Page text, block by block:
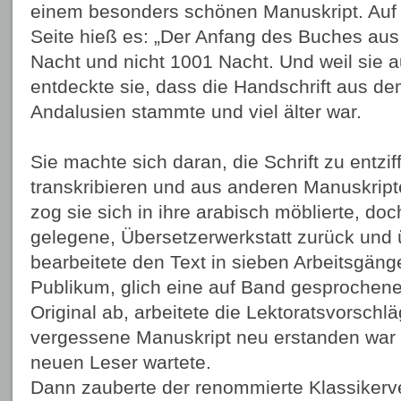
einem besonders schönen Manuskript.
Seite hieß es: „Der Anfang des Buches
Nacht und nicht 1001 Nacht. Und weil sie
entdeckte sie, dass die Handschrift aus
Andalusien stammte und viel älter war.
Sie machte sich daran, die Schrift zu
transkribieren und aus anderen
zog sie sich in ihre arabisch möblierte,
gelegene, Übersetzerwerkstatt zurück und
bearbeitete den Text in sieben
Publikum, glich eine auf Band
Original ab, arbeitete die
vergessene Manuskript neu erstanden
neuen Leser wartete.
Dann zauberte der renommierte